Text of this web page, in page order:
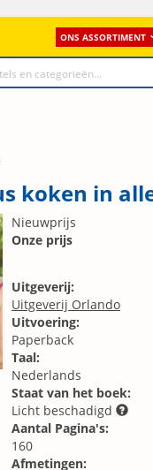
ONS ASSORTIMENT
koken in
Nieuwprijs
Onze prijs
Uitgeverij:
Uitgeverij Orlando
Uitvoering:
Paperback
Taal:
Nederlands
Staat van het boek:
Licht beschadigd
Aantal Pagina's:
160
Afmetingen: